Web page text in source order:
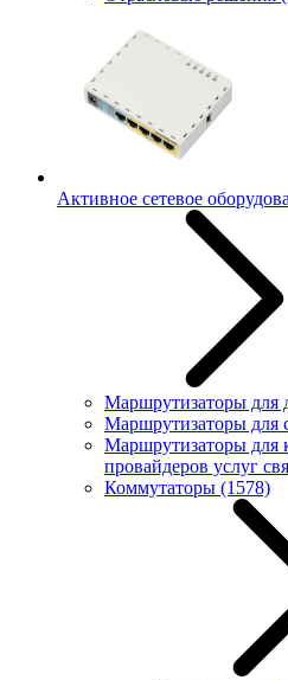
Активное сетевое
Маршрутизаторы для
Маршрутизаторы для
Маршрутизаторы для
провайдеров услуг
Коммутаторы (1578)